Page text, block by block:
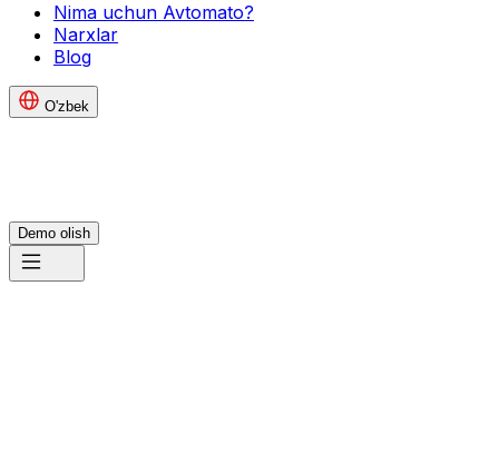
Nima uchun Avtomato?
Narxlar
Blog
O'zbek
Demo olish